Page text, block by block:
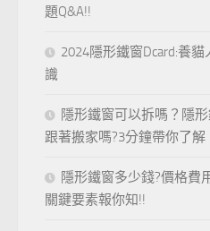
題Q&A!!
2024隱形鐵窗Dcard:養
識
隱形鐵窗可以拆嗎？隱
跟著搬家嗎?3分鐘帶你了解
隱形鐵窗多少錢?價格費
關鍵要素報你知!!